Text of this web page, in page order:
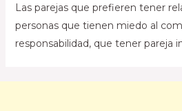
Las parejas que prefieren tener
personas que tienen miedo al
responsabilidad, que tener pareja